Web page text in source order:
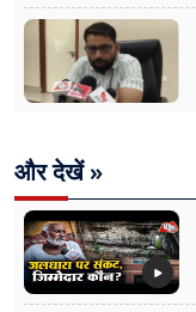
और देखें »